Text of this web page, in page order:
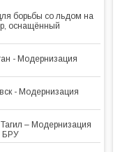
борьбы со льдом на
оснащённый
- Модернизация
- Модернизация
– Модернизация
БРУ